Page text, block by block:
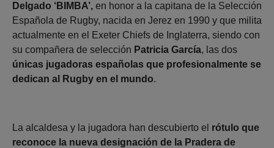
Delgado ‘BIMBA’, en honor a la capitana de la Selección
Española de Rugby, nacida en Jerez en 1990 y que milita
actualmente en el Exeter Chiefs de Inglaterra, siendo con
su compañera de selección Patricia García, las dos
únicas jugadoras españolas que profesionalmente se
dedican al Rugby en el mundo.
La alcaldesa y la jugadora han descubierto el rótulo que
reconoce la nueva designación de la Pradera de